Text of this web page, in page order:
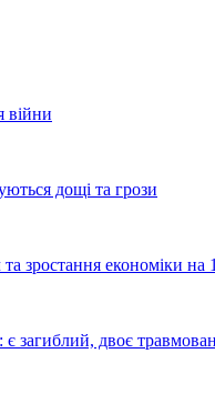
війни
дощі та грози
зростання економіки на
загиблий, двоє